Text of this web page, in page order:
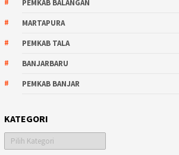
PEMKAB BALANGAN
MARTAPURA
PEMKAB TALA
BANJARBARU
PEMKAB BANJAR
KATEGORI
Kategori